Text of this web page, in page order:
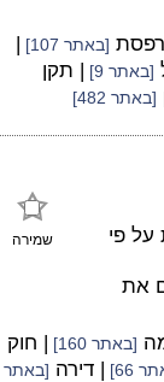
[באתר 107]
|
[באתר 9]
| תקן
[באתר 482]
שמירה
על פי
את
[באתר 160]
| חוק
66] | דירה [באתר